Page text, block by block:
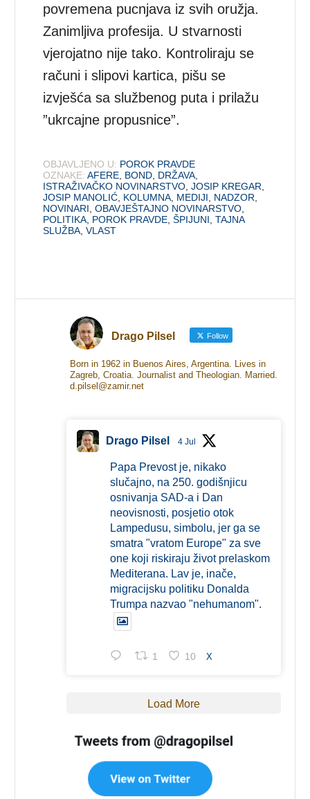
povremena pucnjava iz svih oružja.
Zanimljiva profesija. U stvarnosti
vjerojatno nije tako. Kontroliraju se
računi i slipovi kartica, pišu se
izvješća sa službenog puta i prilažu
”ukrcajne propusnice”.
OBJAVLJENO U: POROK PRAVDE
OZNAKE: AFERE BOND DRŽAVA
ISTRAŽIVAČKO NOVINARSTVO ,JOSIP KREGAR
JOSIP MANOLIĆ KOLUMNA MEDIJI NADZOR
NOVINARI ,OBAVJEŠTAJNO NOVINARSTVO
POLITIKA POROK PRAVDE ,ŠPIJUNI ,TAJNA
SLUŽBA ,VLAST
Drago Pilsel Follow
Born in 1962 in Buenos Aires, Argentina. Lives in
Zagreb, Croatia. Journalist and Theologian. Married.
d.pilsel@zamir.net
Drago Pilsel 4 Jul
Papa Prevost je, nikako
slučajno, na 250. godišnjicu
osnivanja SAD-a i Dan
neovisnosti, posjetio otok
Lampedusu, simbolu, jer ga se
smatra "vratom Europe" za sve
one koji riskiraju život prelaskom
Mediterana. Lav je, inače,
migracijsku politiku Donalda
Trumpa nazvao "nehumanom".
1 10 X
Load More